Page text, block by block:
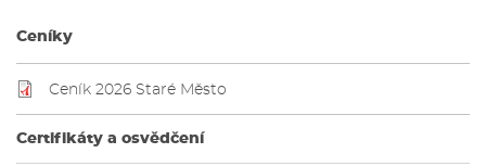
Ceníky
Ceník 2026 Staré Město
Certifikáty a osvědčení